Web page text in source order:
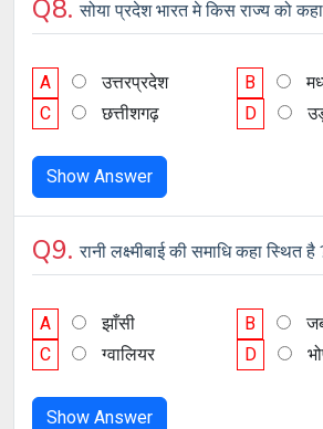
Q8.सोया प्रदेश भारत मे किस राज्य को
A उत्तरप्रदेश B
C
छत्तीशगढ़ D
Show Answer
Q9.रानी लक्ष्मीबाई की समाधि कहा स्थित है
A झाँसी B
C
ग्वालियर D
Show Answer